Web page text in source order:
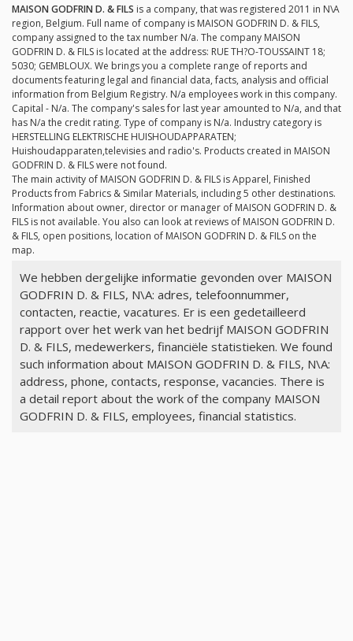
MAISON GODFRIN D. & FILS is a company, that was registered 2011 in N\A
region, Belgium. Full name of company is MAISON GODFRIN D. & FILS,
company assigned to the tax number N/a. The company MAISON
GODFRIN D. & FILS is located at the address: RUE TH?O-TOUSSAINT 18;
5030; GEMBLOUX. We brings you a complete range of reports and
documents featuring legal and financial data, facts, analysis and official
information from Belgium Registry. N/a employees work in this company.
Capital - N/a. The company's sales for last year amounted to N/a, and that
has N/a the credit rating. Type of company is N/a. Industry category is
HERSTELLING ELEKTRISCHE HUISHOUDAPPARATEN;
Huishoudapparaten,televisies and radio's. Products created in MAISON
GODFRIN D. & FILS were not found.
The main activity of MAISON GODFRIN D. & FILS is Apparel, Finished
Products from Fabrics & Similar Materials, including 5 other destinations.
Information about owner, director or manager of MAISON GODFRIN D. &
FILS is not available. You also can look at reviews of MAISON GODFRIN D.
& FILS, open positions, location of MAISON GODFRIN D. & FILS on the
map.
We hebben dergelijke informatie gevonden over MAISON
GODFRIN D. & FILS, N\A: adres, telefoonnummer,
contacten, reactie, vacatures. Er is een gedetailleerd
rapport over het werk van het bedrijf MAISON GODFRIN
D. & FILS, medewerkers, financiële statistieken. We found
such information about MAISON GODFRIN D. & FILS, N\A:
address, phone, contacts, response, vacancies. There is
a detail report about the work of the company MAISON
GODFRIN D. & FILS, employees, financial statistics.